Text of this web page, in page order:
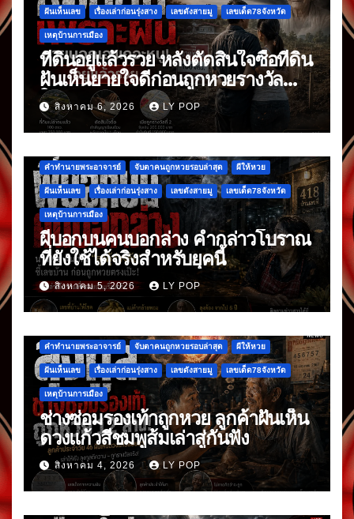
ฝันเห็นเลข เรื่องเล่าก่อนรุ่งสาง เลขดังสายมู เลขเด็ด78จังหวัด
เหตุบ้านการเมือง
ที่ดินอยู่แล้วรวย หลังตัดสินใจซื้อที่ดิน
ฝันเห็นยายใจดีก่อนถูกหวยรางวัล
ใหญ่
สิงหาคม 6, 2026 LY POP
คำทำนายพระอาจารย์ จับตาคนถูกหวยรอบล่าสุด ผีให้หวย
ฝันเห็นเลข เรื่องเล่าก่อนรุ่งสาง เลขดังสายมู เลขเด็ด78จังหวัด
เหตุบ้านการเมือง
ผีบอกบนคนบอกล่าง คำกล่าวโบราณ
ที่ยังใช้ได้จริงสำหรับยุคนี้
สิงหาคม 5, 2026 LY POP
คำทำนายพระอาจารย์ จับตาคนถูกหวยรอบล่าสุด ผีให้หวย
ฝันเห็นเลข เรื่องเล่าก่อนรุ่งสาง เลขดังสายมู เลขเด็ด78จังหวัด
เหตุบ้านการเมือง
ช่างซ่อมรองเท้าถูกหวย ลูกค้าฝันเห็น
ดวงแก้วสีชมพูส้มเล่าสู่กันฟัง
สิงหาคม 4, 2026 LY POP